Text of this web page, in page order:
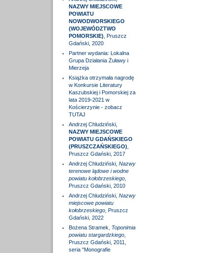
NAZWY MIEJSCOWE
POWIATU
NOWODWORSKIEGO
(WOJEWÓDZTWO
POMORSKIE) , Pruszcz
Gdański, 2020
Partner wydania: Lokalna
Grupa Działania Żuławy i
Mierzeja
Książka otrzymała nagrodę
w Konkursie Literatury
Kaszubskiej i Pomorskiej za
lata 2019-2021 w
Kościerzynie - zobacz
TUTAJ
Andrzej Chludziński,
NAZWY MIEJSCOWE
POWIATU GDAŃSKIEGO
(PRUSZCZAŃSKIEGO)
Pruszcz Gdański, 2017
Andrzej Chludziński, Nazwy
terenowe lądowe i wodne
powiatu kołobrzeskiego,
Pruszcz Gdański, 2010
Andrzej Chludziński, Nazwy
miejscowe powiatu
kołobrzeskiego, Pruszcz
Gdański, 2022
Bożena Stramek,
Toponimia
powiatu stargardzkiego,
Pruszcz Gdański, 2011,
seria "Monografie